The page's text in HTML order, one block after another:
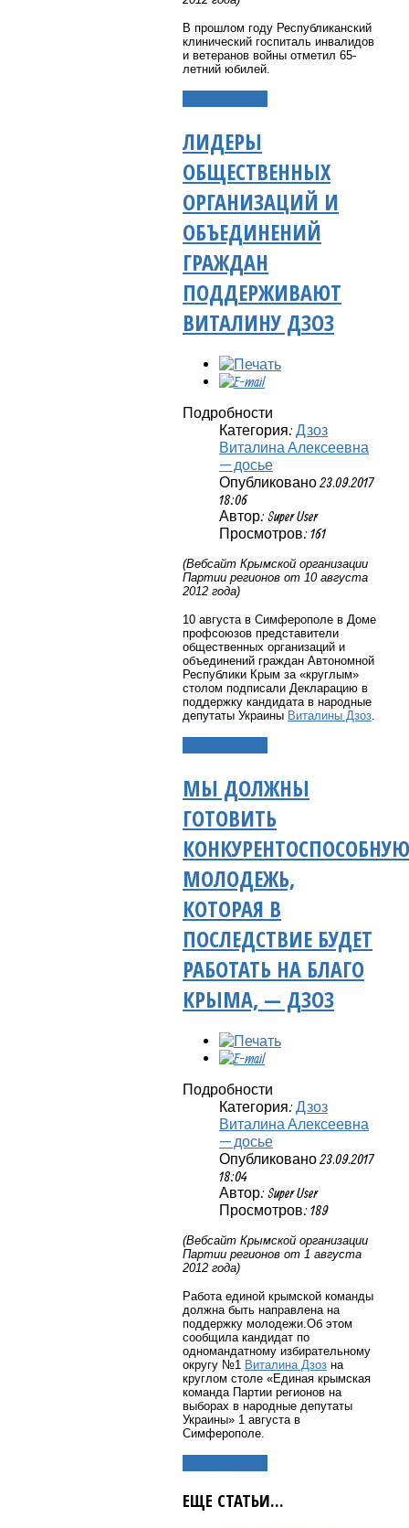
В прошлом году Республиканский
клинический госпиталь инвалидов
и ветеранов войны отметил 65-
летний юбилей.
ЛИДЕРЫ
ОБЩЕСТВЕННЫХ
ОРГАНИЗАЦИЙ И
ОБЪЕДИНЕНИЙ
ГРАЖДАН
ПОДДЕРЖИВАЮТ
ВИТАЛИНУ ДЗОЗ
Подробности
Категория: Дзоз
Виталина Алексеевна
— досье
Опубликовано 23.09.2017
18:06
Автор: Super User
Просмотров: 161
(Вебсайт Крымской организации
Партии регионов от 10 августа
2012 года)
10 августа в Симферополе в Доме
профсоюзов представители
общественных организаций и
объединений граждан Автономной
Республики Крым за «круглым»
столом подписали Декларацию в
поддержку кандидата в народные
депутаты Украины Виталины Дзоз
МЫ ДОЛЖНЫ
ГОТОВИТЬ
КОНКУРЕНТОСПОСОБНУЮ
МОЛОДЕЖЬ,
КОТОРАЯ В
ПОСЛЕДСТВИЕ БУДЕТ
РАБОТАТЬ НА БЛАГО
КРЫМА, — ДЗОЗ
Подробности
Категория: Дзоз
Виталина Алексеевна
— досье
Опубликовано 23.09.2017
18:04
Автор: Super User
Просмотров: 189
(Вебсайт Крымской организации
Партии регионов от 1 августа
2012 года)
Работа единой крымской команды
должна быть направлена на
поддержку молодежи.Об этом
сообщила кандидат по
одномандатному избирательному
округу №1 Виталина Дзоз на
круглом столе «Единая крымская
команда Партии регионов на
выборах в народные депутаты
Украины» 1 августа в
Симферополе.
ЕЩЕ СТАТЬИ...